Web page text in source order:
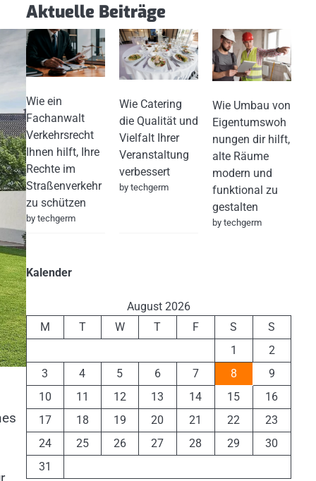
Aktuelle Beiträge
Wie ein
Fachanwalt
Verkehrsrecht
Ihnen hilft, Ihre
Rechte im
Straßenverkehr
zu schützen
by techgerm
Wie Catering
die Qualität und
Vielfalt Ihrer
Veranstaltung
verbessert
by techgerm
Wie Umbau von
Eigentumswoh
nungen dir hilft,
alte Räume
modern und
funktional zu
gestalten
by techgerm
Kalender
August 2026
M
T W T F S
S
1
2
3
4 5 6 7 8
9
10
11 12 13 14 15
16
17
18 19 20 21 22
23
24
25 26 27 28 29
30
31